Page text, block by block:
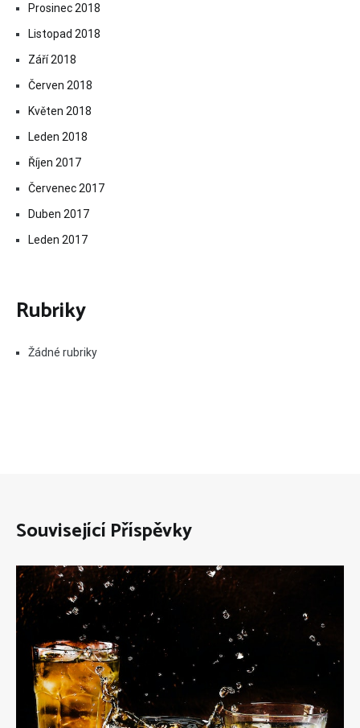
Prosinec 2018
Listopad 2018
Září 2018
Červen 2018
Květen 2018
Leden 2018
Říjen 2017
Červenec 2017
Duben 2017
Leden 2017
Rubriky
Žádné rubriky
Související Příspěvky